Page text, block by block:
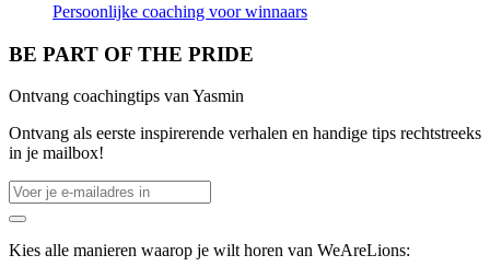
Persoonlijke coaching voor winnaars
BE PART OF THE PRIDE
Ontvang coachingtips van Yasmin
Ontvang als eerste inspirerende verhalen en handige tips rechtstreeks
in je mailbox!
Kies alle manieren waarop je wilt horen van WeAreLions: